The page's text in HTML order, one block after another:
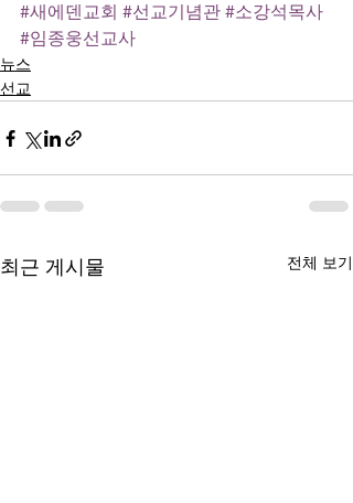
#새에덴교회 #선교기념관 #소강석목사
#임종웅선교사
뉴스
선교
최근 게시물 전체 보기